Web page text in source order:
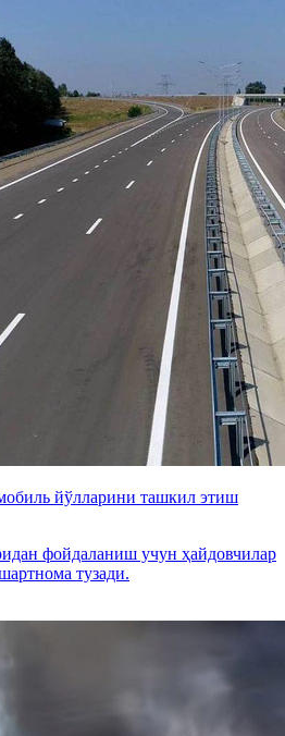
йўлларини ташкил этиш
фойдаланиш учун ҳайдовчилар
тузади.